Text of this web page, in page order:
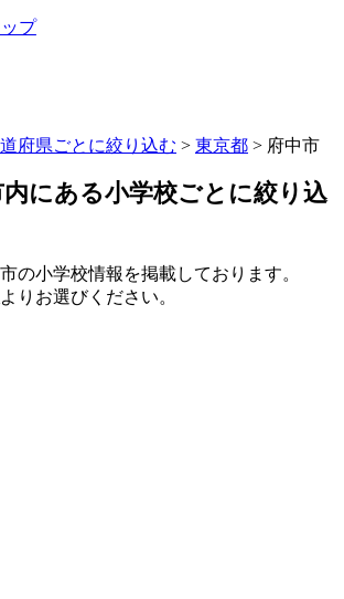
プ
府県ごとに絞り込む > 東京都 > 府中市
にある小学校ごとに絞り込
の小学校情報を掲載しております。
よりお選びください。